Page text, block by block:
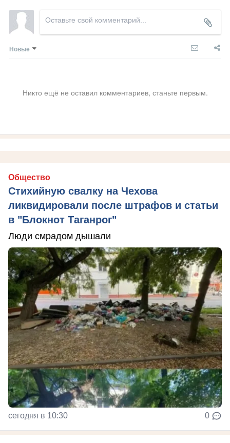
Новые
Никто ещё не оставил комментариев, станьте первым.
Общество
Стихийную свалку на Чехова
ликвидировали после штрафов и статьи
в "Блокнот Таганрог"
Люди смрадом дышали
сегодня в 10:30 0